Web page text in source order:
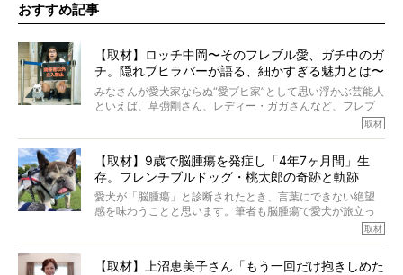
おすすめ記事
【取材】ロッチ中岡〜そのフレブル愛、ガチ中のガ
チ。隠れブヒラバーが語る、細かすぎる魅力とは〜
【前編】
みなさんが愛犬家ならぬ“愛ブヒ家”として思い浮かぶ芸能人
といえば、草彅剛さん、レディー・ガガさんなど、フレブ
ルを飼っている方が多いと思います。が、ロッチ中岡さん
んのインスタグラムを覗くと、たくさんのフレブルアカウ
ントがフォローされていて、わが『FRENCH BULLDOG
LIFE』モデルのnicoやトーラスも、その中の一頭。
そんな中岡さんに、フレブルの魅力を語っていただきまし
た。そのブヒ愛っぷりは、思ってた以上！ ガチ中のガチ
取材
【取材】9歳で脳腫瘍を発症し「4年7ヶ月間」生
存。フレンチブルドッグ・桃太郎の奇跡と軌跡
愛犬が「脳腫瘍」と診断されたとき、言葉にできない絶望
感を味わうことと思います。筆者も脳腫瘍で愛犬が旅立っ
たひとり。だからこそ、どれほど厄介で困難な病気かを理
ところが、フレンチブルドッグの桃太郎は9歳で脳腫瘍を発
取材
【取材】上沼恵美子さん「もう一回だけ抱きしめた